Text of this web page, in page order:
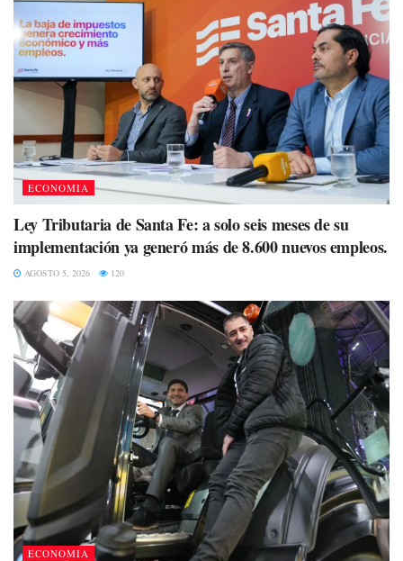
ECONOMIA
Ley Tributaria de Santa Fe: a solo seis meses de su
implementación ya generó más de 8.600 nuevos empleos.
AGOSTO 5, 2026 120
ECONOMIA